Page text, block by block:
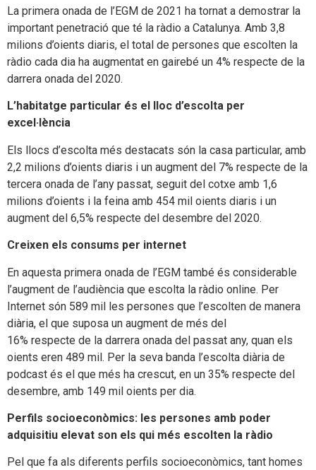
La primera onada de l’EGM de 2021 ha tornat a demostrar la
important penetració que té la ràdio a Catalunya. Amb 3,8
milions d’oients diaris, el total de persones que escolten la
ràdio cada dia ha augmentat en gairebé un 4% respecte de la
darrera onada del 2020.
L’habitatge particular és el lloc d’escolta per
excel·lència
Els llocs d’escolta més destacats són la casa particular, amb
2,2 milions d’oients diaris i un augment del 7% respecte de la
tercera onada de l’any passat, seguit del cotxe amb 1,6
milions d’oients i la feina amb 454 mil oients diaris i un
augment del 6,5% respecte del desembre del 2020.
Creixen els consums per internet
En aquesta primera onada de l’EGM també és considerable
l’augment de l’audiència que escolta la ràdio online. Per
Internet són 589 mil les persones que l’escolten de manera
diària, el que suposa un augment de més del
16% respecte de la darrera onada del passat any, quan els
oients eren 489 mil. Per la seva banda l’escolta diària de
podcast és el que més ha crescut, en un 35% respecte del
desembre, amb 149 mil oients per dia.
Perfils socioeconòmics: les persones amb poder
adquisitiu elevat son els qui més escolten la ràdio
Pel que fa als diferents perfils socioeconòmics, tant homes